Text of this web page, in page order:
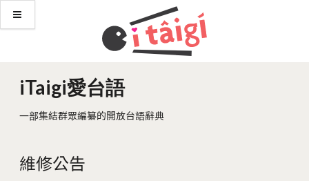
iTaigi愛台語
一部集結群眾編纂的開放台語辭典
維修公告